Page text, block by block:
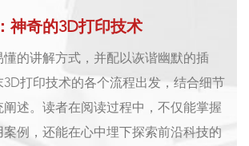
神奇的3D打印技术
的讲解方式，并配以诙谐幽默的插
3D打印技术的各个流程出发，结合细节
述。读者在阅读过程中，不仅能掌握
例，还能在心中埋下探索前沿科技的